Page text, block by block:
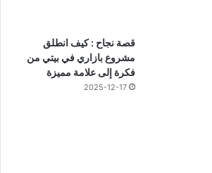
قصة نجاح : كيف انطلق
مشروع بازاري في بيتي من
فكرة إلى علامة مميزة
2025-12-17